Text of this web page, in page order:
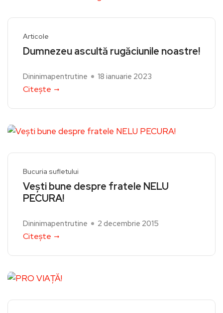
Articole
Dumnezeu ascultă rugăciunile noastre!
Dininimapentrutine 18 ianuarie 2023
Citește
Bucuria sufletului
Vești bune despre fratele NELU
PECURA!
Dininimapentrutine 2 decembrie 2015
Citește